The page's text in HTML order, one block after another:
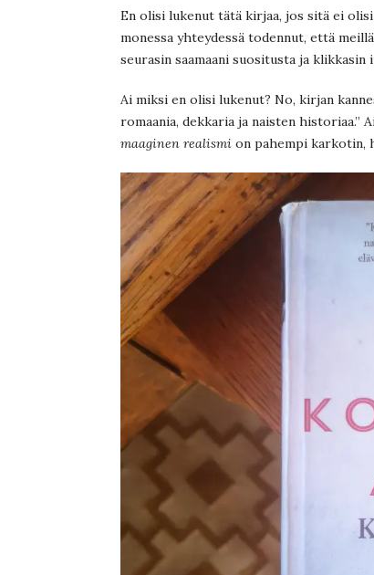
En olisi lukenut tätä kirjaa, jos sitä ei
monessa yhteydessä todennut, että
seurasin saamaani suositusta ja
Ai miksi en olisi lukenut? No, kirjan
romaania, dekkaria ja naisten historiaa.”
maaginen realismi on pahempi karkotin,